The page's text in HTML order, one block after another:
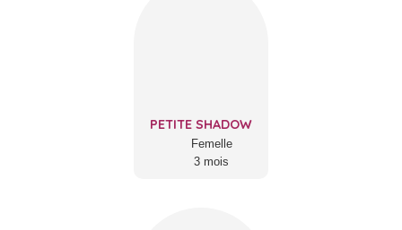
PETITE SHADOW
Femelle
3 mois